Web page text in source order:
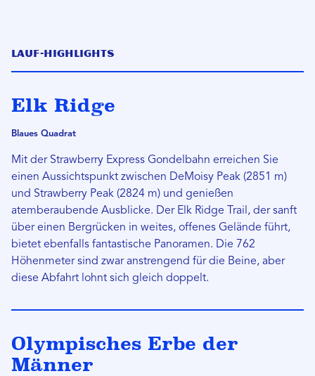
Lauf-Highlights
Elk Ridge
Blaues Quadrat
Mit der Strawberry Express Gondelbahn erreichen Sie
einen Aussichtspunkt zwischen DeMoisy Peak (2851 m)
und Strawberry Peak (2824 m) und genießen
atemberaubende Ausblicke. Der Elk Ridge Trail, der sanft
über einen Bergrücken in weites, offenes Gelände führt,
bietet ebenfalls fantastische Panoramen. Die 762
Höhenmeter sind zwar anstrengend für die Beine, aber
diese Abfahrt lohnt sich gleich doppelt.
Olympisches Erbe der
Männer